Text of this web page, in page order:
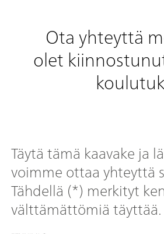
Ota yhteyttä
olet
Täytä tämä kaavake ja
voimme ottaa yhteyttä
Tähdellä (*) merkityt
välttämättömiä täyttää.